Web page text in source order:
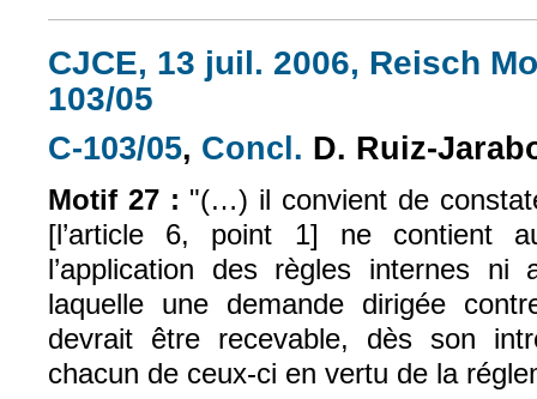
CJCE, 13 juil. 2006, Reisch
103/05
C-103/05 (le lien est externe)
, Concl. (le lien est externe)
D. Ruiz-
Motif 27 : "(…) il convient de
[l’article 6, point 1] ne contient
l’application des règles internes ni
laquelle une demande dirigée
devrait être recevable, dès son
chacun de ceux-ci en vertu de la